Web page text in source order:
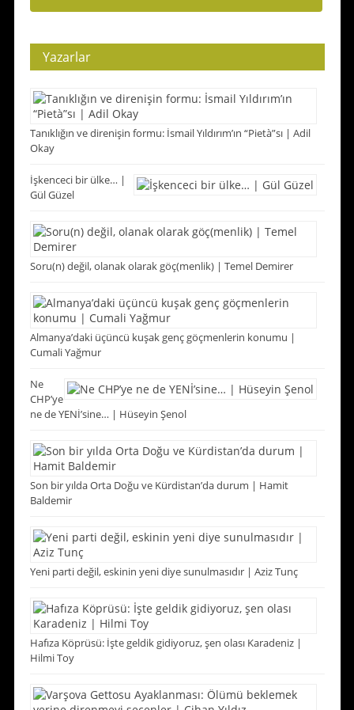
Yazarlar
Tanıklığın ve direnişin formu: İsmail Yıldırım’ın “Pietà”sı | Adil
Okay
İşkenceci bir ülke… |
Gül Güzel
Soru(n) değil, olanak olarak göç(menlik) | Temel Demirer
Almanya’daki üçüncü kuşak genç göçmenlerin konumu |
Cumali Yağmur
Ne
CHP’ye
ne de YENİ’sine… | Hüseyin Şenol
Son bir yılda Orta Doğu ve Kürdistan’da durum | Hamit
Baldemir
Yeni parti değil, eskinin yeni diye sunulmasıdır | Aziz Tunç
Hafıza Köprüsü: İşte geldik gidiyoruz, şen olası Karadeniz |
Hilmi Toy